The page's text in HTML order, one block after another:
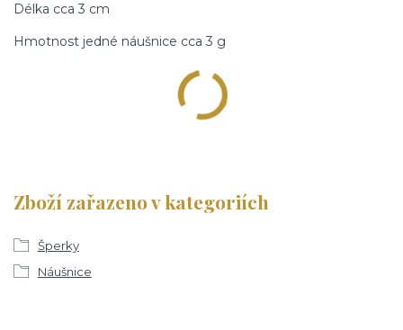
Délka cca 3 cm
Hmotnost jedné náušnice cca 3 g
Zboží zařazeno v kategoriích
Šperky
Náušnice